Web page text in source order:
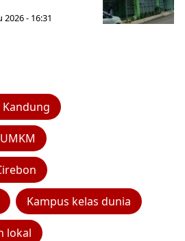
2026 - 16:31
Kandung
Kampus kelas dunia
lokal